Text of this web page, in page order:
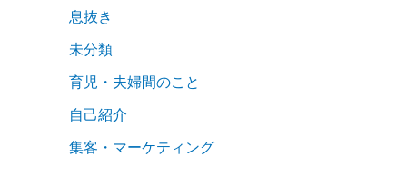
息抜き
未分類
育児・夫婦間のこと
自己紹介
集客・マーケティング